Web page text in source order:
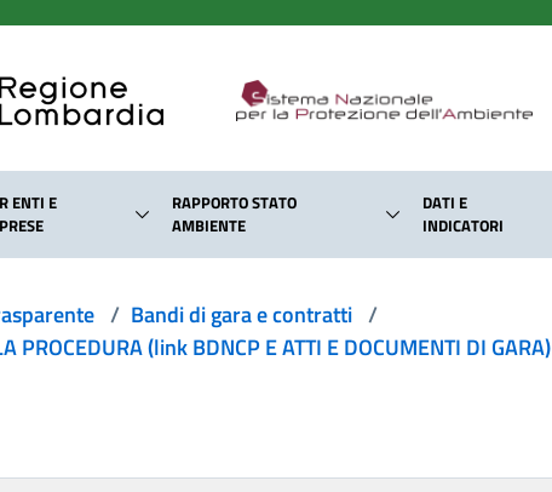
ENTI E
RAPPORTO STATO
AMBIENTE
DATI E
INDICATORI
/ Bandi di gara e contratti /
PROCEDURA (link BDNCP E ATTI E DOCUMENTI DI GARA)